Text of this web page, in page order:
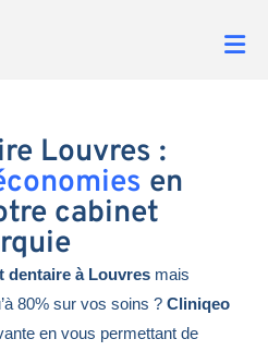
Louvres :
en
cabinet
dentaire à Louvres mais
80% sur vos soins ? Cliniqeo
en vous permettant de